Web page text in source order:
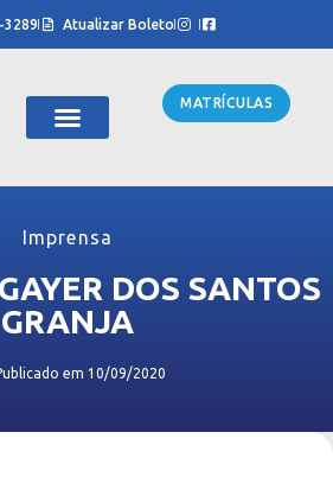
3289 Atualizar Boleto
MATRÍCULAS
Imprensa
DOS SANTOS
GRANJA
em 10/09/2020